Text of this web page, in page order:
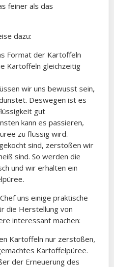
feiner als das
dazu:
Format der Kartoffeln
Kartoffeln gleichzeitig
wir uns bewusst sein,
Deswegen ist es
gut
kann es passieren,
zu flüssig wird.
sind, zerstoßen wir
sind. So werden die
und wir erhalten ein
uns einige praktische
die Herstellung von
interessant machen:
Kartoffeln nur zerstoßen,
Kartoffelpüree.
der Erneuerung des